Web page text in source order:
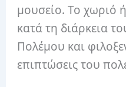
μουσείο. Το χωριό
κατά τη διάρκεια
Πολέμου και
επιπτώσεις του